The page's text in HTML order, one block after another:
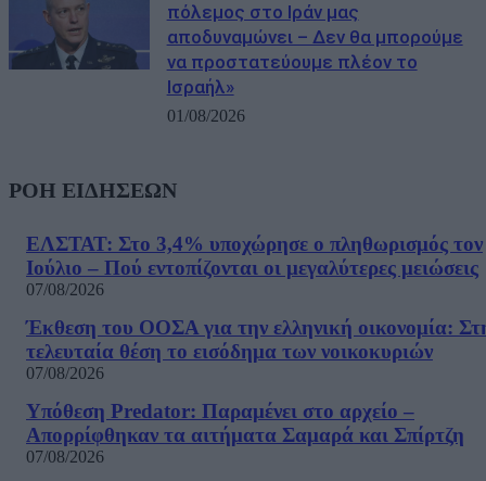
πόλεμος στο Ιράν μας
αποδυναμώνει – Δεν θα μπορούμε
να προστατεύουμε πλέον το
Ισραήλ»
01/08/2026
ΡΟΗ ΕΙΔΗΣΕΩΝ
ΕΛΣΤΑΤ: Στο 3,4% υποχώρησε ο πληθωρισμός τον
Ιούλιο – Πού εντοπίζονται οι μεγαλύτερες μειώσεις
07/08/2026
Έκθεση του ΟΟΣΑ για την ελληνική οικονομία:
τελευταία θέση το εισόδημα των νοικοκυριών
07/08/2026
Υπόθεση Predator: Παραμένει στο αρχείο –
Απορρίφθηκαν τα αιτήματα Σαμαρά και Σπίρτζη
07/08/2026